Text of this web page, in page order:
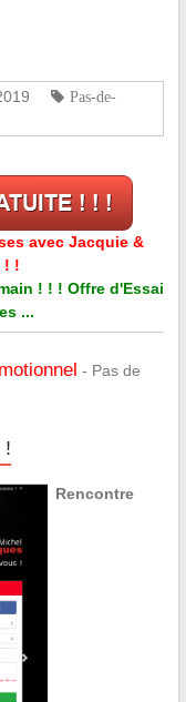
Pas-de-
avec Jacquie &
! !
! ! ! Offre d'Essai
...
- Pas de
!
Rencontre